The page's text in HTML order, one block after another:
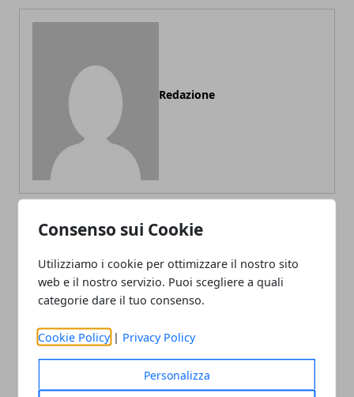
Consenso sui Cookie
Utilizziamo i cookie per ottimizzare il nostro sito
web e il nostro servizio. Puoi scegliere a quali
categorie dare il tuo consenso.
Cookie Policy | Privacy Policy
Personalizza
Redazione